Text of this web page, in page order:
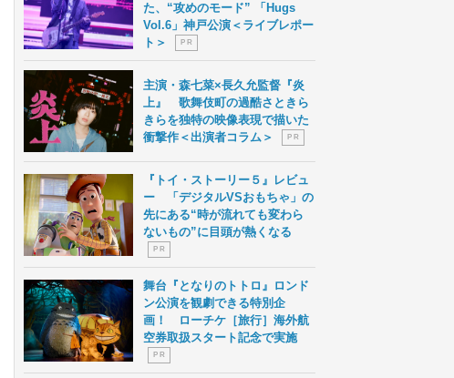
た、“攻めのモード” 「Hugs
Vol.6」神戸公演＜ライブレポー
ト＞
P R
主演・森七菜×長久允監督『炎
上』 歌舞伎町の過酷さときら
きらを独特の映像表現で描いた
衝撃作＜出演者コラム＞
P R
『トイ・ストーリー５』レビュ
ー 「デジタルVSおもちゃ」の
先にある“時が流れても変わら
ないもの”に目頭が熱くなる
P R
舞台『となりのトトロ』ロンド
ン公演を観劇できる特別企
画！ ローチケ［旅行］海外航
空券取扱スタート記念で実施
P R